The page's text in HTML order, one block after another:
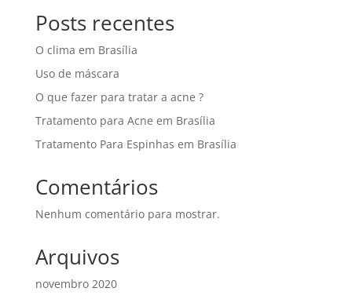
Posts recentes
O clima em Brasília
Uso de máscara
O que fazer para tratar a acne ?
Tratamento para Acne em Brasília
Tratamento Para Espinhas em Brasília
Comentários
Nenhum comentário para mostrar.
Arquivos
novembro 2020